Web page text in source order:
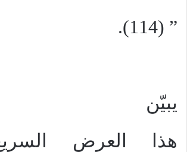
” (114).
يبيّن
هذا العرض